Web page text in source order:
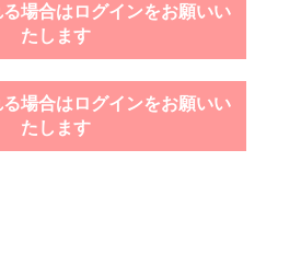
場合はログインをお願いい
たします
場合はログインをお願いい
たします